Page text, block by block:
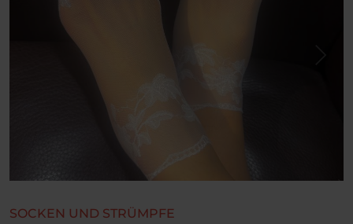
SOCKEN UND STRÜMPFE